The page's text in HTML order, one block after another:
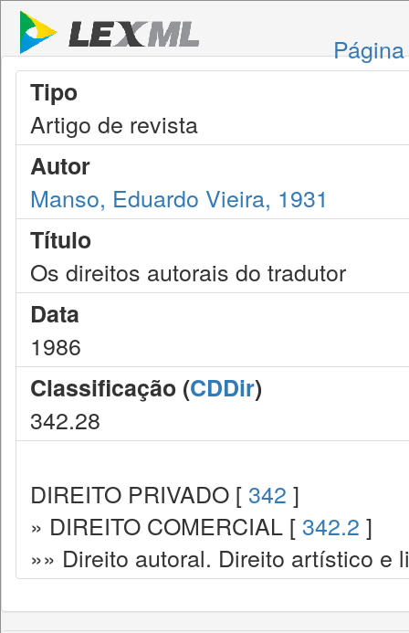
Tipo
Artigo de revista
Autor
Manso, Eduardo Vieira, 1931
Título
Os direitos autorais do tradutor
Data
1986
Classificação (CDDir)
342.28
DIREITO PRIVADO [ 342 ]
» DIREITO COMERCIAL [ 342.2 ]
»» Direito autoral. Direito artístico e